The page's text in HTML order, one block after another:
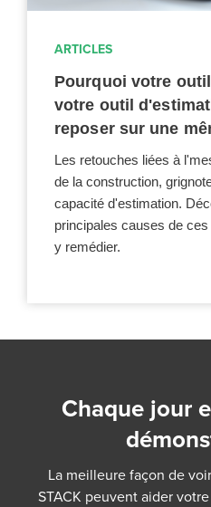
ARTICLES
Pourquoi votre
votre outil
reposer sur une
Les retouches liées à
de la construction,
capacité d'estimation.
principales causes de
y remédier.
Chaque jour
La meilleure façon de
STACK peuvent aider